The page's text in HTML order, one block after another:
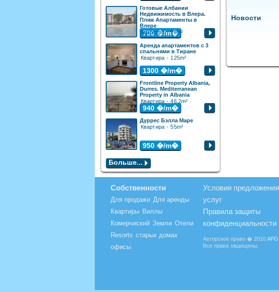
Новости
Готовые Албании
Недвижимость в Влера.
Пляж Апартаменты в
Влере
Квартира - 96m²
700�/m�
Аренда апартаментов с 3
спальнями в Тиране
Квартира - 125m²
1300 �/m�
Frontline Property Albania,
Durres. Mediterranean
Property in Albania
Квартира - 46.2m²
940 �/m�
Дуррес Бэлла Маре
Квартира - 55m²
950 �/m�
Больше...
Собственности
Для продажи Для аренды
Квартиры Виллы
Комерчиский Земли Отели
Resorts старых домах
офисы
Условия предложения
услуг
Правила защиты
конфиденциальности
Авторское право � 2010 APG
Все права защищены.